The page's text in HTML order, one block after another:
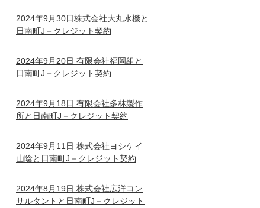
2024年9月30日株式会社大丸水機と
日南町J－クレジット契約
2024年9月20日 有限会社福岡組と
日南町J－クレジット契約
2024年9月18日 有限会社多林製作
所と日南町J－クレジット契約
2024年9月11日 株式会社ヨシケイ
山陰と日南町J－クレジット契約
2024年8月19日 株式会社広洋コン
サルタントと日南町J－クレジット